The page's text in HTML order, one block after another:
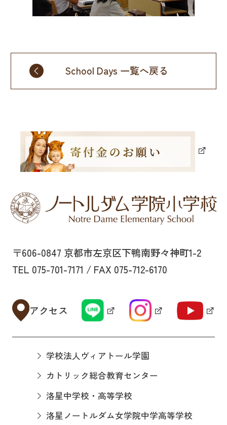
School Days 一覧へ戻る
〒606-0847 京都市左京区下鴨南野々神町1-2
TEL 075-701-7171 / FAX 075-712-6170
アクセス
学校法人ヴィアトール学園
カトリック総合教育センター
洛星中学校・高等学校
洛星ノートルダム女学院中学高等学校